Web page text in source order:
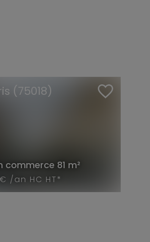
(75018)
commerce 81 m²
/an HC HT*